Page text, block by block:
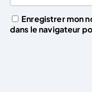
Enregistrer mon
dans le navigateur